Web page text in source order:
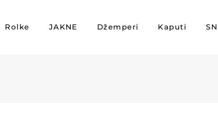
Rolke JAKNE Džemperi Kaputi